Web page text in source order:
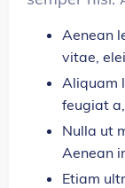
Aenean
vitae,
Aliquam
feugiat
Nulla ut
Aenean
Etiam